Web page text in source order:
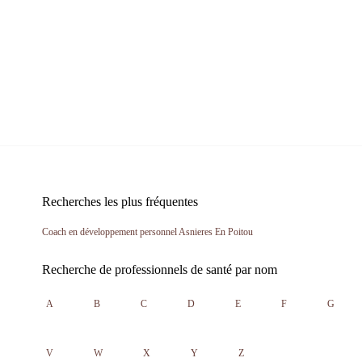
Recherches les plus fréquentes
Coach en développement personnel Asnieres En Poitou
Recherche de professionnels de santé par nom
A B C D E F G
V W X Y Z